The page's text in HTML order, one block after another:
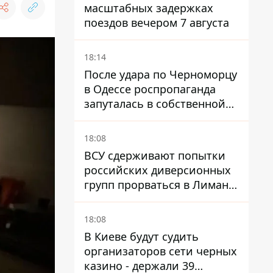
масштабных задержках
поездов вечером 7 августа
18:14
После удара по Черноморцу
в Одессе роспропаганда
запуталась в собственной
лжи
18:08
ВСУ сдерживают попытки
российских диверсионных
групп прорваться в Лиман -
Трегубов
18:08
В Киеве будут судить
организаторов сети черных
казино - держали 39